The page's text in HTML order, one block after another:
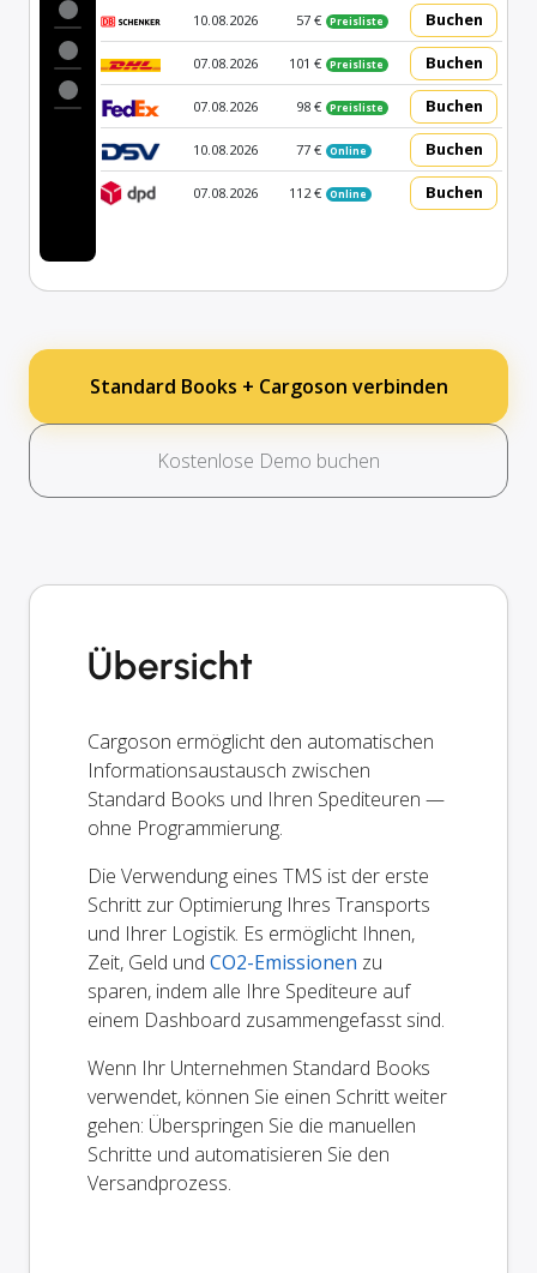
10.08.2026 57 € Preisliste Buchen
07.08.2026 101 € Preisliste Buchen
07.08.2026 98 € Preisliste Buchen
10.08.2026 77 € Online Buchen
07.08.2026 112 € Online Buchen
Standard Books + Cargoson verbinden
Kostenlose Demo buchen
Übersicht
Cargoson ermöglicht den automatischen
Informationsaustausch zwischen
Standard Books und Ihren Spediteuren —
ohne Programmierung.
Die Verwendung eines TMS ist der erste
Schritt zur Optimierung Ihres Transports
und Ihrer Logistik. Es ermöglicht Ihnen,
Zeit, Geld und CO2-Emissionen zu
sparen, indem alle Ihre Spediteure auf
einem Dashboard zusammengefasst sind.
Wenn Ihr Unternehmen Standard Books
verwendet, können Sie einen Schritt weiter
gehen: Überspringen Sie die manuellen
Schritte und automatisieren Sie den
Versandprozess.